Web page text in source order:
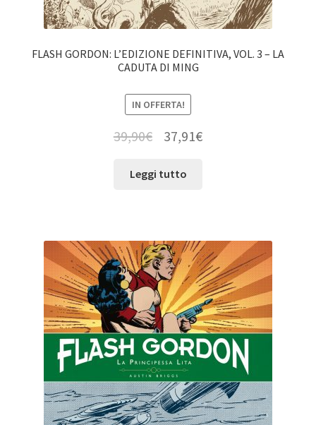
FLASH GORDON: L’EDIZIONE DEFINITIVA, VOL. 3 – LA
CADUTA DI MING
IN OFFERTA!
39,90€ 37,91€
Leggi tutto